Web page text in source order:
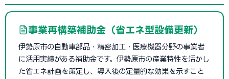
事業再構築補助金（省エネ型設備更新）
伊勢原市の自動車部品・精密加工・医療機器分野の事業者
に活用実績がある補助金です。伊勢原市の産業特性を活かし
た省エネ計画を策定し、導入後の定量的な効果を示すこと